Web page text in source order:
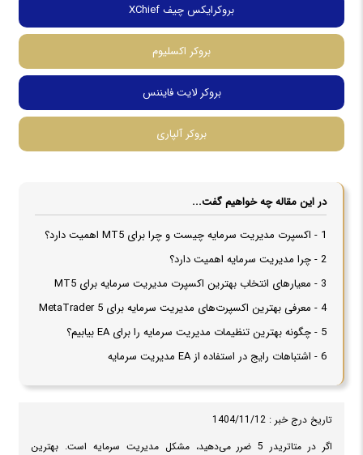
بروکرایکس چیف XChief
بروکر اکسلیوم
بروکر لایت فایننس
بروکر آلپاری
در این مقاله چه خواهیم گفت...
1 - اکسپرت مدیریت سرمایه چیست و چرا برای MT5 اهمیت دارد؟
2 - چرا مدیریت سرمایه اهمیت دارد؟
3 - معیارهای انتخاب بهترین اکسپرت مدیریت سرمایه برای MT5
4 - معرفی بهترین اکسپرت‌های مدیریت سرمایه برای MetaTrader 5
5 - چگونه بهترین تنظیمات مدیریت سرمایه را برای EA بیابیم؟
6 - اشتباهات رایج در استفاده از EA مدیریت سرمایه
تاریخ درج خبر : 1404/11/12
اگر در متاتریدر 5 ضرر می‌دهید، مشکل مدیریت سرمایه است. بهترین